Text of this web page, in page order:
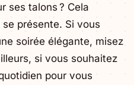
ses talons ? Cela
présente. Si vous
soirée élégante, misez
si vous souhaitez
pour vous